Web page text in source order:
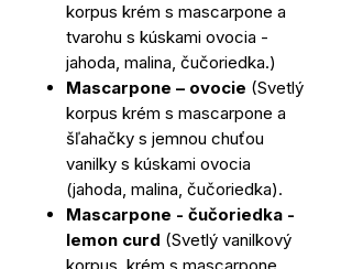
korpus krém s mascarpone a
tvarohu s kúskami ovocia -
jahoda, malina, čučoriedka.)
Mascarpone – ovocie (Svetlý
korpus krém s mascarpone a
šľahačky s jemnou chuťou
vanilky s kúskami ovocia
(jahoda, malina, čučoriedka).
Mascarpone - čučoriedka -
lemon curd (Svetlý vanilkový